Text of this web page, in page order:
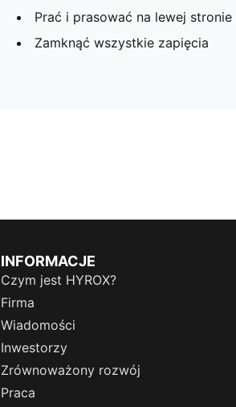
Prać i prasować na lewej stronie
Zamknąć wszystkie zapięcia
INFORMACJE
Czym jest HYROX?
Firma
Wiadomości
Inwestorzy
Zrównoważony rozwój
Praca